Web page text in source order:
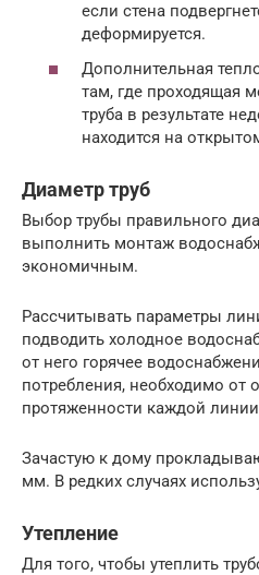
если стена
деформируется.
Дополнительная
там, где проходящая
труба в результате
находится на
Диаметр труб
Выбор трубы правильного
выполнить монтаж
экономичным.
Рассчитывать параметры
подводить холодное
от него горячее
потребления, необходимо от
протяженности каждой
Зачастую к дому
мм. В редких случаях
Утепление
Для того, чтобы утеплить